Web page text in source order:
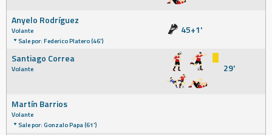
Anyelo Rodríguez
Volante
Sale por: Federico Platero (46')
45+1'
Santiago Correa
Volante 29'
Martín Barrios
Volante
Sale por: Gonzalo Papa (61')